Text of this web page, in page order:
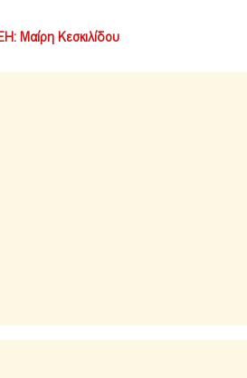
:Μαίρη Κεσκιλίδου